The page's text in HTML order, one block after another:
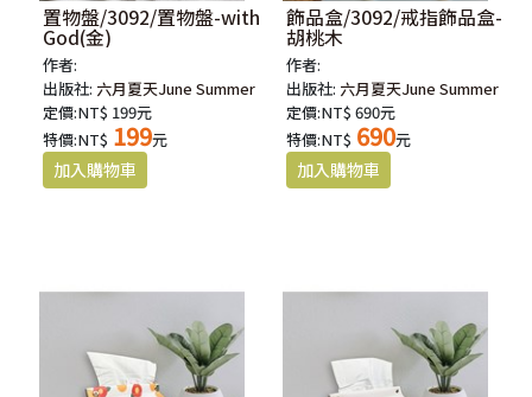
置物盤/3092/置物盤-with
God(金)
作者:
出版社: 六月夏天June Summer
定價:NT$ 199元
特價:NT$ 199元
飾品盒/3092/戒指飾品盒-
胡桃木
作者:
出版社: 六月夏天June Summer
定價:NT$ 690元
特價:NT$ 690元